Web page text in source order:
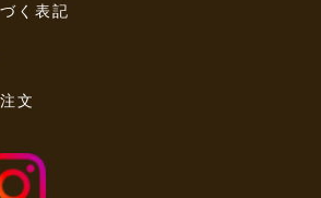
く表記
文